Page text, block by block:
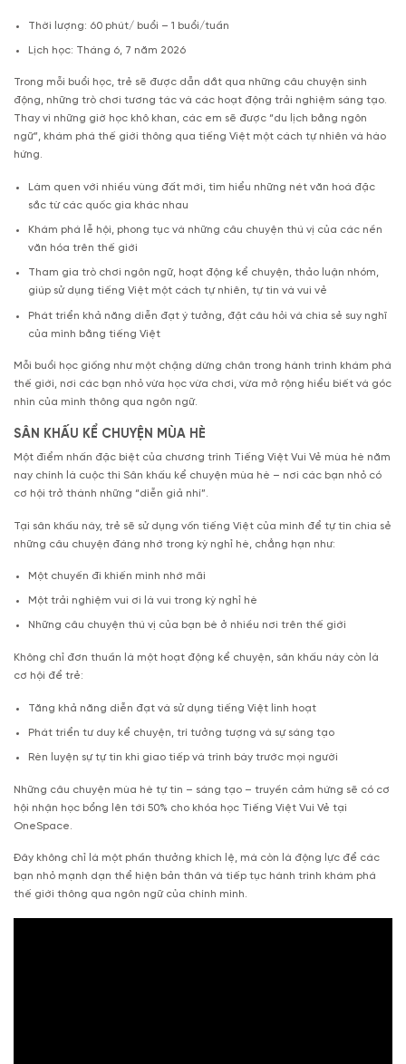
Thời lượng: 60 phút/ buổi – 1 buổi/tuần
Lịch học: Tháng 6, 7 năm 2026
Trong mỗi buổi học, trẻ sẽ được dẫn dắt qua những câu chuyện sinh
động, những trò chơi tương tác và các hoạt động trải nghiệm sáng tạo.
Thay vì những giờ học khô khan, các em sẽ được “du lịch bằng ngôn
ngữ”, khám phá thế giới thông qua tiếng Việt một cách tự nhiên và hào
hứng.
Làm quen với nhiều vùng đất mới, tìm hiểu những nét văn hoá đặc
sắc từ các quốc gia khác nhau
Khám phá lễ hội, phong tục và những câu chuyện thú vị của các nền
văn hóa trên thế giới
Tham gia trò chơi ngôn ngữ, hoạt động kể chuyện, thảo luận nhóm,
giúp sử dụng tiếng Việt một cách tự nhiên, tự tin và vui vẻ
Phát triển khả năng diễn đạt ý tưởng, đặt câu hỏi và chia sẻ suy nghĩ
của mình bằng tiếng Việt
Mỗi buổi học giống như một chặng dừng chân trong hành trình khám phá
thế giới, nơi các bạn nhỏ vừa học vừa chơi, vừa mở rộng hiểu biết và góc
nhìn của mình thông qua ngôn ngữ.
SÂN KHẤU KỂ CHUYỆN MÙA HÈ
Một điểm nhấn đặc biệt của chương trình Tiếng Việt Vui Vẻ mùa hè năm
nay chính là cuộc thi Sân khấu kể chuyện mùa hè – nơi các bạn nhỏ có
cơ hội trở thành những “diễn giả nhí”.
Tại sân khấu này, trẻ sẽ sử dụng vốn tiếng Việt của mình để tự tin chia sẻ
những câu chuyện đáng nhớ trong kỳ nghỉ hè, chẳng hạn như:
Một chuyến đi khiến mình nhớ mãi
Một trải nghiệm vui ơi là vui trong kỳ nghỉ hè
Những câu chuyện thú vị của bạn bè ở nhiều nơi trên thế giới
Không chỉ đơn thuần là một hoạt động kể chuyện, sân khấu này còn là
cơ hội để trẻ:
Tăng khả năng diễn đạt và sử dụng tiếng Việt linh hoạt
Phát triển tư duy kể chuyện, trí tưởng tượng và sự sáng tạo
Rèn luyện sự tự tin khi giao tiếp và trình bày trước mọi người
Những câu chuyện mùa hè tự tin – sáng tạo – truyền cảm hứng sẽ có cơ
hội nhận học bổng lên tới 50% cho khóa học Tiếng Việt Vui Vẻ tại
OneSpace.
Đây không chỉ là một phần thưởng khích lệ, mà còn là động lực để các
bạn nhỏ mạnh dạn thể hiện bản thân và tiếp tục hành trình khám phá
thế giới thông qua ngôn ngữ của chính mình.